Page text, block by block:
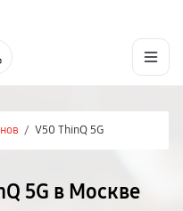
/ V50 ThinQ 5G
5G в Москве